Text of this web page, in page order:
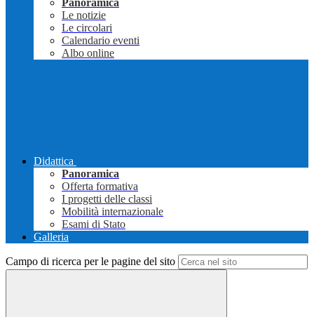
Panoramica
Le notizie
Le circolari
Calendario eventi
Albo online
Didattica
Panoramica
Offerta formativa
I progetti delle classi
Mobilità internazionale
Esami di Stato
Galleria
Campo di ricerca per le pagine del sito